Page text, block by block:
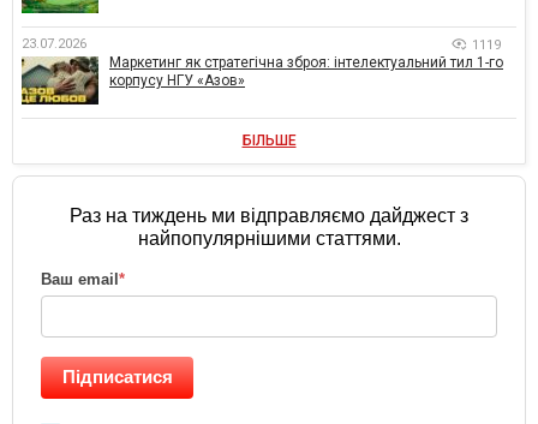
23.07.2026 1119
Маркетинг як стратегічна зброя: інтелектуальний тил 1-го
корпусу НГУ «Азов»
БІЛЬШЕ
Раз на тиждень ми відправляємо дайджест з
найпопулярнішими статтями.
Ваш email *
Підписатися